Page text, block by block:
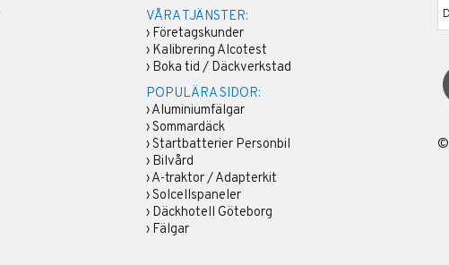
VÅRA TJÄNSTER:
› Företagskunder
› Kalibrering Alcotest
› Boka tid / Däckverkstad
POPULÄRA SIDOR:
›Aluminiumfälgar
›Sommardäck
›Startbatterier Personbil
› Bilvård
›A-traktor / Adapterkit
›Solcellspaneler
› Däckhotell Göteborg
› Fälgar
©